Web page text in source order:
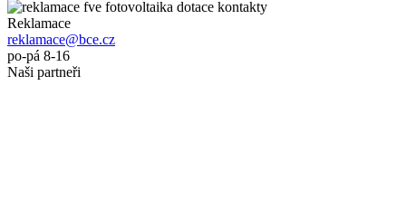
Reklamace
reklamace@bce.cz
po-pá 8-16
Naši partneři